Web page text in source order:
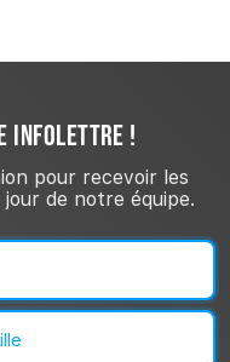
INFOLETTRE !
pour recevoir les
de notre équipe.